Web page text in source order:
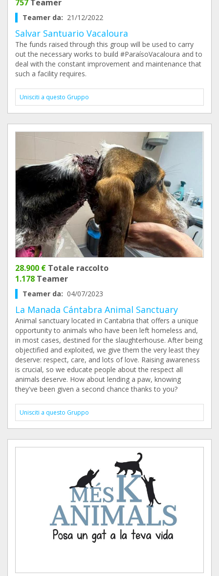
757 Teamer
Teamer da: 21/12/2022
Salvar Santuario Vacaloura
The funds raised through this group will be used to carry
out the necessary works to build #ParaísoVacaloura and to
deal with the constant improvement and maintenance that
such a facility requires.
Unisciti a questo Gruppo
28.900 € Totale raccolto
1.178 Teamer
Teamer da: 04/07/2023
La Manada Cántabra Animal Sanctuary
Animal sanctuary located in Cantabria that offers a unique
opportunity to animals who have been left homeless and,
in most cases, destined for the slaughterhouse. After being
objectified and exploited, we give them the very least they
deserve: respect, care, and lots of love. Raising awareness
is crucial, so we educate people about the respect all
animals deserve. How about lending a paw, knowing
they've been given a second chance thanks to you?
Unisciti a questo Gruppo